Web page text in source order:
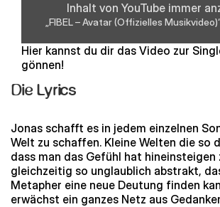
Inhalt von YouTube immer
„FIBEL – Avatar (Offizielles
Hier kannst du dir das Video zur
gönnen!
Die Lyrics
Jonas schafft es in jedem einzelnen
Welt zu schaffen. Kleine Welten die so
dass man das Gefühl hat hineinsteigen
gleichzeitig so unglaublich abstrakt,
Metapher eine neue Deutung finden
erwächst ein ganzes Netz aus